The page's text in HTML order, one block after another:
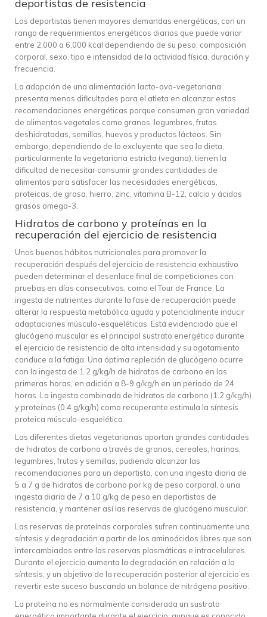
deportistas de resistencia
Los deportistas tienen mayores demandas energéticas, con un
rango de requerimientos energéticos diarios que puede variar
entre 2,000 a 6,000 kcal dependiendo de su peso, composición
corporal, sexo, tipo e intensidad de la actividad física, duración y
frecuencia.
La adopción de una alimentación lacto-ovo-vegetariana
presenta menos dificultades para el atleta en alcanzar estas
recomendaciones energéticas porque consumen gran variedad
de alimentos vegetales como granos, legumbres, frutas
deshidratadas, semillas, huevos y productos lácteos. Sin
embargo, dependiendo de lo excluyente que sea la dieta,
particularmente la vegetariana estricta (vegana), tienen la
dificultad de necesitar consumir grandes cantidades de
alimentos para satisfacer las necesidades energéticas,
proteicas, de grasa, hierro, zinc, vitamina B-12, calcio y ácidos
grasos omega-3.
Hidratos de carbono y proteínas en la
recuperación del ejercicio de resistencia
Unos buenos hábitos nutricionales para promover la
recuperación después del ejercicio de resistencia exhaustivo
pueden determinar el desenlace final de competiciones con
pruebas en días consecutivos, como el Tour de France. La
ingesta de nutrientes durante la fase de recuperación puede
alterar la respuesta metabólica aguda y potencialmente inducir
adaptaciones músculo-esqueléticas. Está evidenciado que el
glucógeno muscular es el principal sustrato energético durante
el ejercicio de resistencia de alta intensidad y su agotamiento
conduce a la fatiga. Una óptima repleción de glucógeno ocurre
con la ingesta de 1.2 g/kg/h de hidratos de carbono en las
primeras horas, en adición a 8-9 g/kg/h en un periodo de 24
horas. La ingesta combinada de hidratos de carbono (1.2 g/kg/h)
y proteínas (0.4 g/kg/h) como recuperante estimula la síntesis
proteica músculo-esquelética.
Las diferentes dietas vegetarianas aportan grandes cantidades
de hidratos de carbono a través de granos, cereales, harinas,
legumbres, frutas y semillas, pudiendo alcanzar las
recomendaciones para un deportista, con una ingesta diaria de
5 a 7 g de hidratos de carbono por kg de peso corporal, o una
ingesta diaria de 7 a 10 g/kg de peso en deportistas de
resistencia, y mantener así las reservas de glucógeno muscular.
Las reservas de proteínas corporales sufren continuamente una
síntesis y degradación a partir de los aminoácidos libres que son
intercambiados entre las reservas plasmáticas e intracelulares.
Durante el ejercicio aumenta la degradación en relación a la
síntesis, y un objetivo de la recuperación posterior al ejercicio es
revertir este suceso buscando un balance de nitrógeno positivo.
La proteína no es normalmente considerada un sustrato